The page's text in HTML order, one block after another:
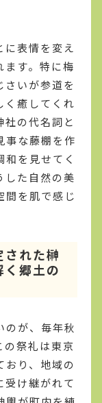
に表情を変え
ます。特に梅
いが参道を
く癒してくれ
社の代名詞と
事な藤棚を作
を見せてく
した自然の美
間を肌で感じ
れた榊
郷土の
のが、毎年秋
の祭礼は東京
おり、地域の
受け継がれて